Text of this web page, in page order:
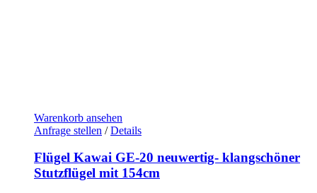
Warenkorb ansehen
Anfrage stellen / Details
Flügel Kawai GE-20 neuwertig- klangschöner
Stutzflügel mit 154cm